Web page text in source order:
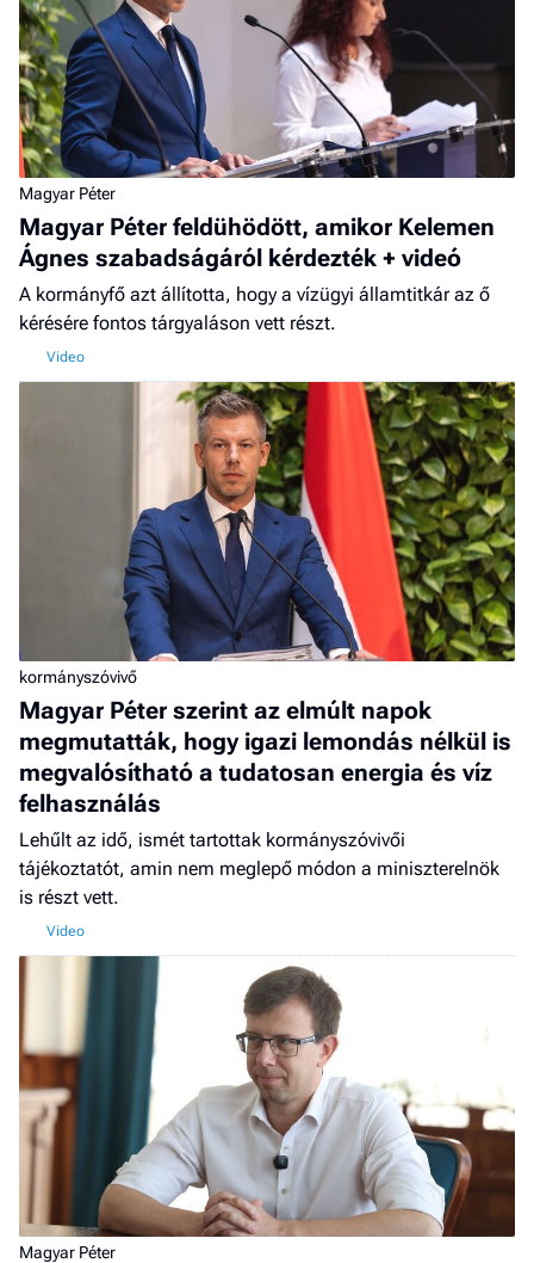
Magyar Péter
Magyar Péter feldühödött, amikor Kelemen
Ágnes szabadságáról kérdezték + videó
A kormányfő azt állította, hogy a vízügyi államtitkár az ő
kérésére fontos tárgyaláson vett részt.
kormányszóvivő
Magyar Péter szerint az elmúlt napok
megmutatták, hogy igazi lemondás nélkül is
megvalósítható a tudatosan energia és víz
felhasználás
Lehűlt az idő, ismét tartottak kormányszóvivői
tájékoztatót, amin nem meglepő módon a miniszterelnök
is részt vett.
Magyar Péter